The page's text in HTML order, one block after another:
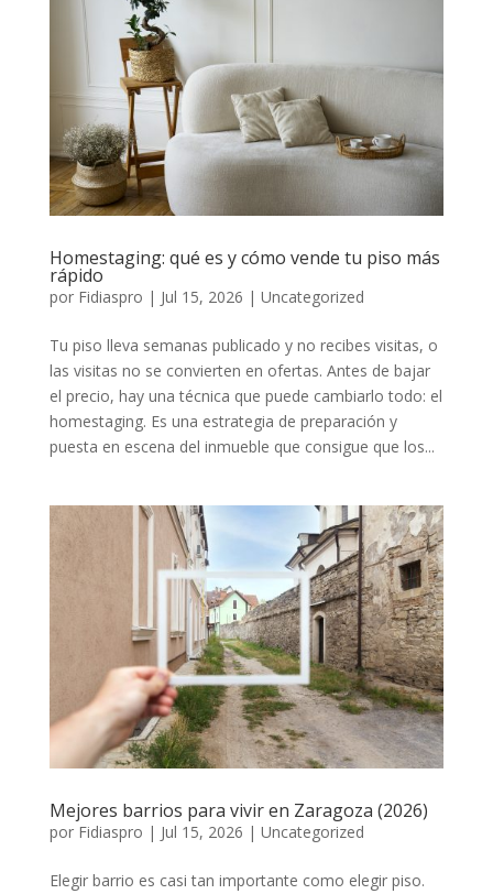
Homestaging: qué es y cómo vende tu piso más
rápido
por Fidiaspro | Jul 15, 2026 | Uncategorized
Tu piso lleva semanas publicado y no recibes visitas, o
las visitas no se convierten en ofertas. Antes de bajar
el precio, hay una técnica que puede cambiarlo todo: el
homestaging. Es una estrategia de preparación y
puesta en escena del inmueble que consigue que los...
Mejores barrios para vivir en Zaragoza (2026)
por Fidiaspro | Jul 15, 2026 | Uncategorized
Elegir barrio es casi tan importante como elegir piso.